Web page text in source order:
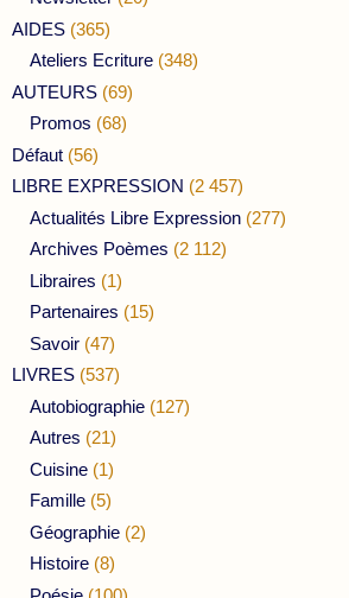
AIDES (365)
Ateliers Ecriture (348)
AUTEURS (69)
Promos (68)
Défaut (56)
LIBRE EXPRESSION (2 457)
Actualités Libre Expression (277)
Archives Poèmes (2 112)
Libraires (1)
Partenaires (15)
Savoir (47)
LIVRES (537)
Autobiographie (127)
Autres (21)
Cuisine (1)
Famille (5)
Géographie (2)
Histoire (8)